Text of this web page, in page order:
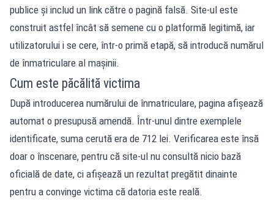
publice și includ un link către o pagină falsă. Site-ul este
construit astfel încât să semene cu o platformă legitimă, iar
utilizatorului i se cere, într-o primă etapă, să introducă numărul
de înmatriculare al mașinii.
Cum este păcălită victima
După introducerea numărului de înmatriculare, pagina afișează
automat o presupusă amendă. Într-unul dintre exemplele
identificate, suma cerută era de 712 lei. Verificarea este însă
doar o înscenare, pentru că site-ul nu consultă nicio bază
oficială de date, ci afișează un rezultat pregătit dinainte
pentru a convinge victima că datoria este reală.